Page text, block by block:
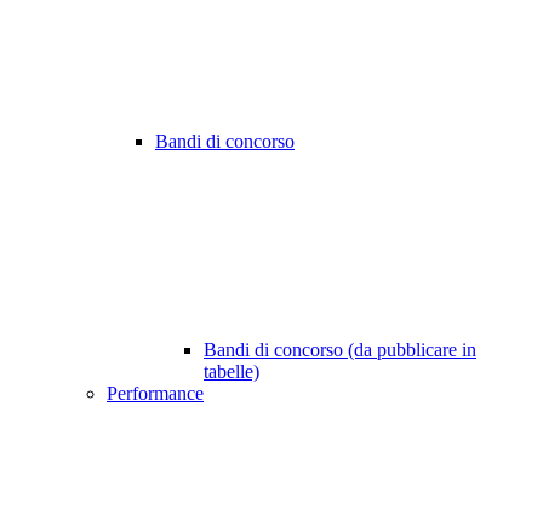
Bandi di concorso
Bandi di concorso (da pubblicare in
tabelle)
Performance